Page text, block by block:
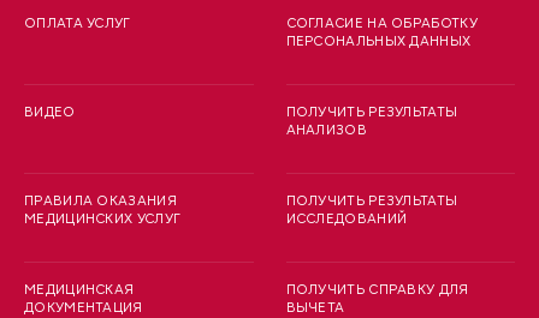
ОПЛАТА УСЛУГ
ВИДЕО
ПРАВИЛА ОКАЗАНИЯ
МЕДИЦИНСКИХ УСЛУГ
МЕДИЦИНСКАЯ
ДОКУМЕНТАЦИЯ
СОГЛАСИЕ НА ОБРАБОТКУ
ПЕРСОНАЛЬНЫХ ДАННЫХ
ПОЛУЧИТЬ РЕЗУЛЬТАТЫ
АНАЛИЗОВ
ПОЛУЧИТЬ РЕЗУЛЬТАТЫ
ИССЛЕДОВАНИЙ
ПОЛУЧИТЬ СПРАВКУ ДЛЯ
ВЫЧЕТА